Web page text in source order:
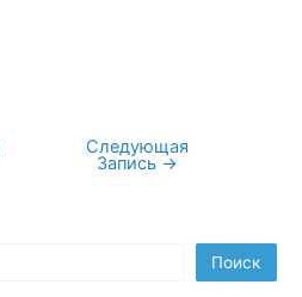
Следующая
Запись →
Поиск